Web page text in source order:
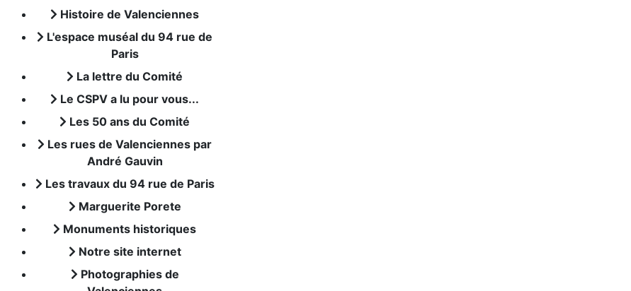
Histoire de Valenciennes
L'espace muséal du 94 rue de
Paris
La lettre du Comité
Le CSPV a lu pour vous...
Les 50 ans du Comité
Les rues de Valenciennes par
André Gauvin
Les travaux du 94 rue de Paris
Marguerite Porete
Monuments historiques
Notre site internet
Photographies de